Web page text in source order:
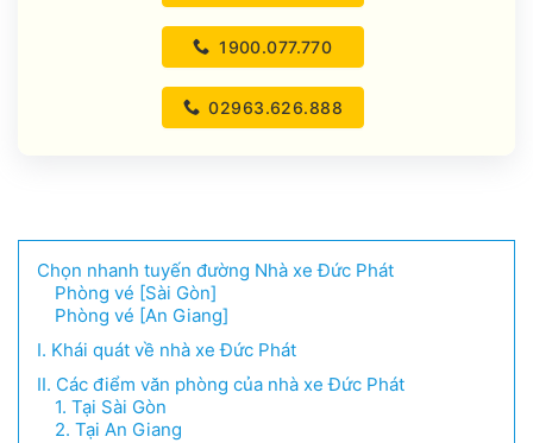
1900.077.770
02963.626.888
Chọn nhanh tuyến đường Nhà xe Đức Phát
Phòng vé [Sài Gòn]
Phòng vé [An Giang]
I. Khái quát về nhà xe Đức Phát
II. Các điểm văn phòng của nhà xe Đức Phát
1. Tại Sài Gòn
2. Tại An Giang